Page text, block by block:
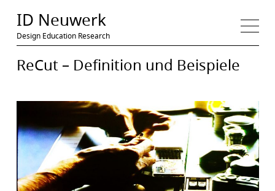
ID Neuwerk
Design Education Research
ReCut – Definition und Beispiele